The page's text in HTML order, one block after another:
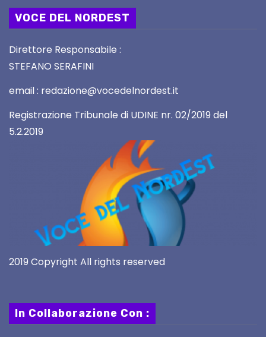
VOCE DEL NORDEST
Direttore Responsabile :
STEFANO SERAFINI
email : redazione@vocedelnordest.it
Registrazione Tribunale di UDINE nr. 02/2019 del
5.2.2019
2019 Copyright All rights reserved
In Collaborazione Con :